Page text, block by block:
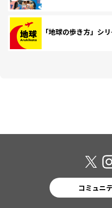
「地球の歩き方」シ
コミュニ